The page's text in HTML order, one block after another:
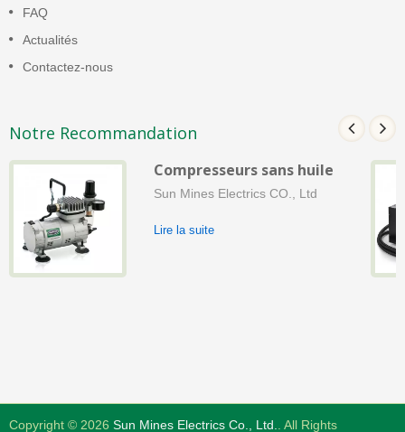
FAQ
Actualités
Contactez-nous
Notre Recommandation
Compresseurs sans huile
Sun Mines Electrics CO., Ltd
Lire la suite
Copyright © 2026 Sun Mines Electrics Co., Ltd.. All Rights